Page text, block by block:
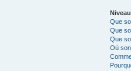
Que
Que
Que
Où